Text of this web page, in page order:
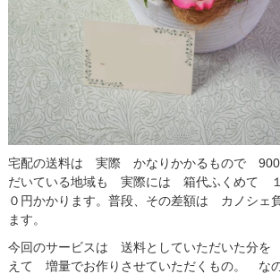
宅配の送料は 実際 かなりかかるもので 900
だいている地域も 実際には 箱代ふくめて １
０円かかります。普段、その差額は カノシェ
ます。
今回のサービスは 送料としていただいた分を
えて 増量でお作りさせていただくもの。 な